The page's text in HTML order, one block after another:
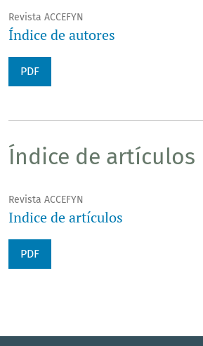
Revista ACCEFYN
Índice de autores
PDF
Índice de artículos
Revista ACCEFYN
Indice de artículos
PDF